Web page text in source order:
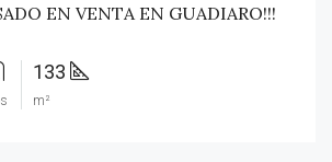
EN VENTA EN GUADIARO!!!
133
m²